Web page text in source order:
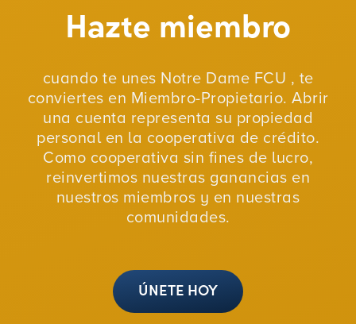
Hazte miembro
cuando te unes Notre Dame FCU , te
conviertes en Miembro-Propietario. Abrir
una cuenta representa su propiedad
personal en la cooperativa de crédito.
Como cooperativa sin fines de lucro,
reinvertimos nuestras ganancias en
nuestros miembros y en nuestras
comunidades.
ÚNETE HOY